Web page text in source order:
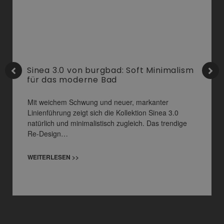
Sinea 3.0 von burgbad: Soft Minimalism
für das moderne Bad
Mit weichem Schwung und neuer, markanter
Linienführung zeigt sich die Kollektion Sinea 3.0
natürlich und minimalistisch zugleich. Das trendige
Re-Design…
WEITERLESEN >>